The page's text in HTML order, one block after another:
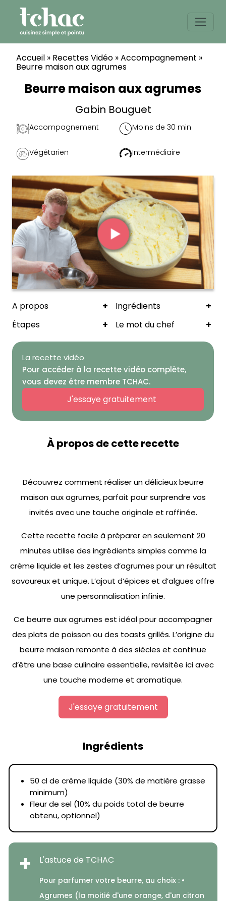
content
Accueil » Recettes Vidéo »Accompagnement »
Beurre maison aux agrumes
Beurre maison aux agrumes
Gabin Bouguet
Accompagnement Moins de 30 min
Végétarien Intermédiaire
A propos + Ingrédients +
Étapes + Le mot du chef +
La recette vidéo
Pour accéder à la recette vidéo complète,
vous devez être membre TCHAC.
J'essaye gratuitement
Découvrez comment réaliser un délicieux beurre
maison aux agrumes, parfait pour surprendre vos
invités avec une touche originale et raffinée.
Cette recette facile à préparer en seulement 20
minutes utilise des ingrédients simples comme la
crème liquide et les zestes d’agrumes pour un résultat
savoureux et unique. L’ajout d’épices et d’algues offre
une personnalisation infinie.
Ce beurre aux agrumes est idéal pour accompagner
des plats de poisson ou des toasts grillés. L’origine du
beurre maison remonte à des siècles et continue
d’être une base culinaire essentielle, revisitée ici avec
une touche moderne et aromatique.
J'essaye gratuitement
À propos de cette recette
Ingrédients
50 cl de crème liquide (30% de matière grasse
minimum)
Fleur de sel (10% du poids total de beurre
obtenu, optionnel)
+ L'astuce de TCHAC
Pour parfumer votre beurre, au choix : •
Agrumes (la moitié d'une orange, d'un citron